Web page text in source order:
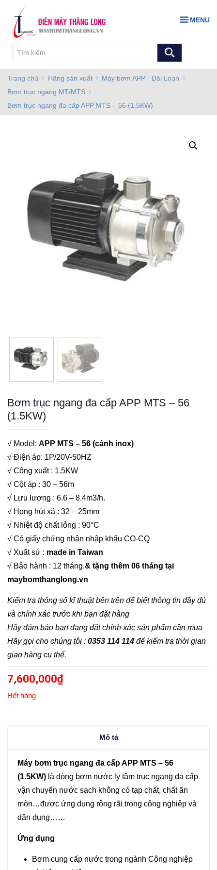
MENU
Trang chủ Hãng sản xuất
Máy bơm APP - Đài Loan
Bơm trục ngang MT/MTS
Bơm trục ngang đa cấp APP MTS – 56 (1.5KW)
Bơm trục ngang đa cấp APP MTS – 56
(1.5KW)
√ Model: APP MTS – 56 (cánh inox)
√ Điện áp: 1P/20V-50HZ
√ Công xuất : 1.5KW
√ Cột áp : 30 – 56m
√ Lưu lượng : 6.6 – 8.4m3/h.
√ Họng hút xả : 32 – 25mm
√ Nhiệt độ chất lỏng : 90°C
√ Có giấy chứng nhận nhập khẩu CO-CQ
√ Xuất sứ : made in Taiwan
√ Bảo hành : 12 tháng.& tặng thêm 06 tháng tại
maybomthanglong.vn
Kiểm tra thông số kĩ thuật bên trên để biết thông tin đầy đủ
và chính xác trước khi bạn đặt hàng
Hãy đảm bảo bạn đang đặt chính xác sản phẩm cần mua
Hãy gọi cho chúng tôi : 0353 114 114 để kiểm tra thời gian
giao hàng cụ thể.
7,600,000₫
Hết hàng
Mô tả
Máy bơm trục ngang đa cấp APP MTS – 56
(1.5KW) là dòng bơm nước ly tâm trục ngang đa cấp
vận chuyển nước sạch không có tạp chất, chất ăn
mòn…được ứng dụng rộng rãi trong công nghiệp và
dân dụng……
Ứng dụng
Bơm cung cấp nước trong ngành Công nghiệp